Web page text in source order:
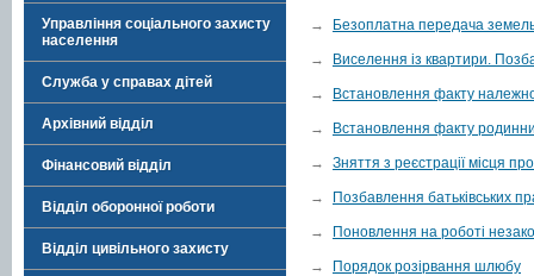
Управління соціального захисту
населення
Служба у справах дітей
Архівний відділ
Фінансовий відділ
Відділ оборонної роботи
Відділ цивільного захисту
→ Безоплатна передача
→ Виселення із квартири.
→ Встановлення факту
→ Встановлення факту
→ Зняття з реєстрації місця
→ Позбавлення батьківських
→ Поновлення на роботі
→ Порядок розірвання шлюбу